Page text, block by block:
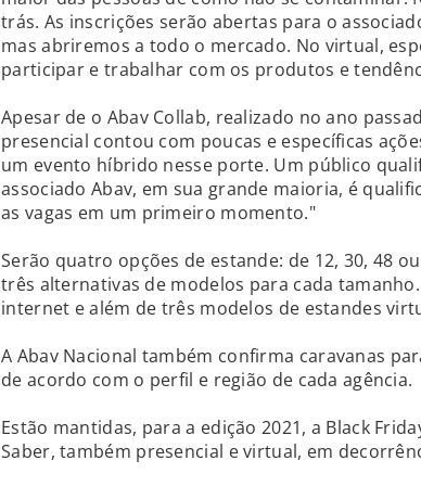
trás. As inscrições serão abertas para o
mas abriremos a todo o mercado. No virtual,
participar e trabalhar com os produtos e
Apesar de o Abav Collab, realizado no ano
presencial contou com poucas e específicas
um evento híbrido nesse porte. Um público
associado Abav, em sua grande maioria, é
as vagas em um primeiro momento."
Serão quatro opções de estande: de 12, 30, 48
três alternativas de modelos para cada
internet e além de três modelos de estandes
A Abav Nacional também confirma caravanas
de acordo com o perfil e região de cada agência.
Estão mantidas, para a edição 2021, a Black
Saber, também presencial e virtual, em